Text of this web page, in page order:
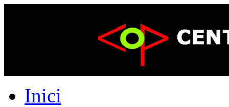
Inici